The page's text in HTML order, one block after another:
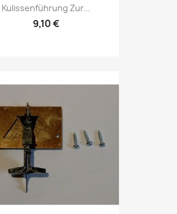
Kulissenführung Zur...
9,10 €